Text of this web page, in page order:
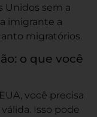
Unidos sem a
imigrante a
migratórios.
o que você
você precisa
válida. Isso pode